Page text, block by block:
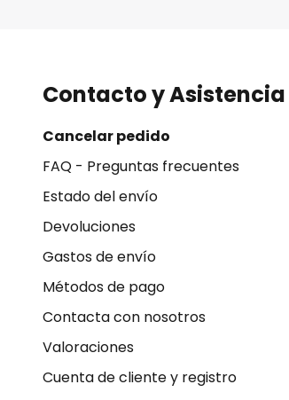
Contacto y Asistencia
Cancelar pedido
FAQ - Preguntas frecuentes
Estado del envío
Devoluciones
Gastos de envío
Métodos de pago
Contacta con nosotros
Valoraciones
Cuenta de cliente y registro